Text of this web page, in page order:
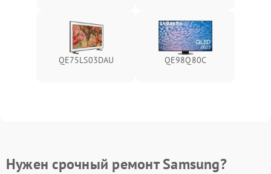
QE75LS03DAU QE98Q80C
Нужен срочный ремонт Samsung?